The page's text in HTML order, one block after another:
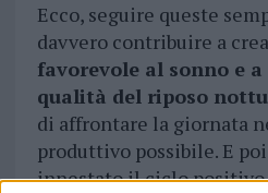
Ecco, seguire queste
davvero contribuire a
favorevole al sonno e
qualità del riposo
di affrontare la giornata
produttivo possibile. E
innestato il ciclo